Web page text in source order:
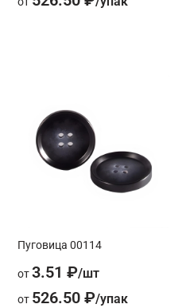
Пуговица 00114
от3.51 ₽
от 526.50 ₽